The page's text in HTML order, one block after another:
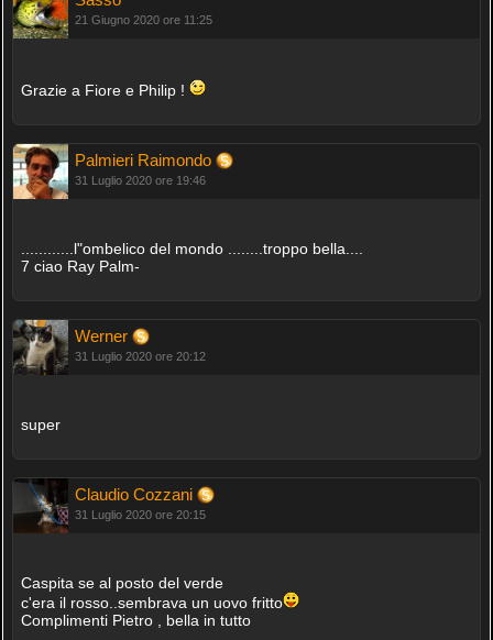
21 Giugno 2020 ore 11:25
Grazie a Fiore e Philip !
Palmieri Raimondo
31 Luglio 2020 ore 19:46
............l"ombelico del mondo ........troppo bella....
7 ciao Ray Palm-
Werner
31 Luglio 2020 ore 20:12
super
Claudio Cozzani
31 Luglio 2020 ore 20:15
Caspita se al posto del verde
c'era il rosso..sembrava un uovo fritto
Complimenti Pietro , bella in tutto